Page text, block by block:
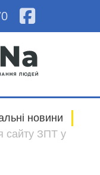
новини
сайту ЗПТ у